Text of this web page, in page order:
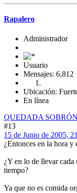
Rapalero
Administrador
Usuario
Mensajes: 6,812
Ubicación:
En línea
QUEDADA
#13
15 de Junio de 2005,
¿Entonces en la hora y
¿Y en lo de llevar cada
tiempo?
Ya que no es comida